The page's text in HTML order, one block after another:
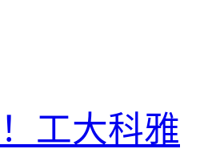
工大科雅